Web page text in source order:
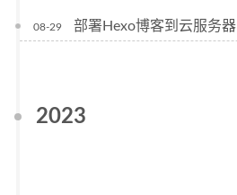
08-29 部署Hexo博客到云服务器
2023